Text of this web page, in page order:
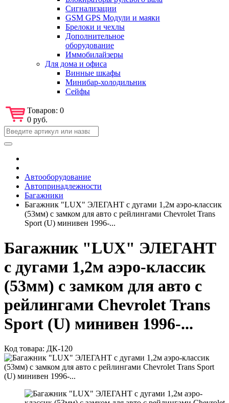
Сигнализации
GSM GPS Модули и маяки
Брелоки и чехлы
Дополнительное
оборудование
Иммобилайзеры
Для дома и офиса
Винные шкафы
Минибар-холодильник
Сейфы
Товаров: 0
0 руб.
Автооборудование
Автопринадлежности
Багажники
Багажник "LUX" ЭЛЕГАНТ с дугами 1,2м аэро-классик
(53мм) с замком для авто с рейлингами Chevrolet Trans
Sport (U) минивен 1996-...
Багажник "LUX" ЭЛЕГАНТ
с дугами 1,2м аэро-классик
(53мм) с замком для авто с
рейлингами Chevrolet Trans
Sport (U) минивен 1996-...
Код товара: ДК-120